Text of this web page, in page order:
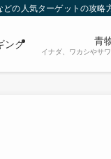
の人気ターゲットの攻
ング 青
イナダ、ワカシやサ